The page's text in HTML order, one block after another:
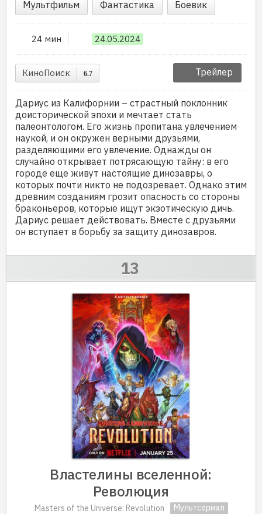
Мультфильм Фантастика Боевик
24 мин 24.05.2024
КиноПоиск 6.7 Трейлер
Дариус из Калифорнии – страстный поклонник
доисторической эпохи и мечтает стать
палеонтологом. Его жизнь пропитана увлечением
наукой, и он окружен верными друзьями,
разделяющими его увлечение. Однажды он
случайно открывает потрясающую тайну: в его
городе еще живут настоящие динозавры, о
которых почти никто не подозревает. Однако этим
древним созданиям грозит опасность со стороны
браконьеров, которые ищут экзотическую дичь.
Дариус решает действовать. Вместе с друзьями
он вступает в борьбу за защиту динозавров.
Властелины вселенной:
Революция
Masters of the Universe: Revolution Мультсериал